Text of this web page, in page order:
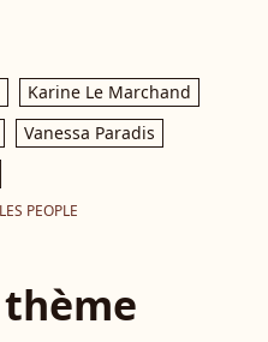
Karine Le Marchand
Vanessa Paradis
PEOPLE